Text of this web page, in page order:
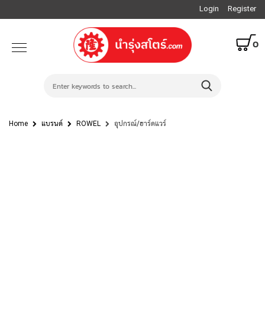
Login Register
0
Home แบรนด์ ROWEL อุปกรณ์/ฮาร์ดแวร์